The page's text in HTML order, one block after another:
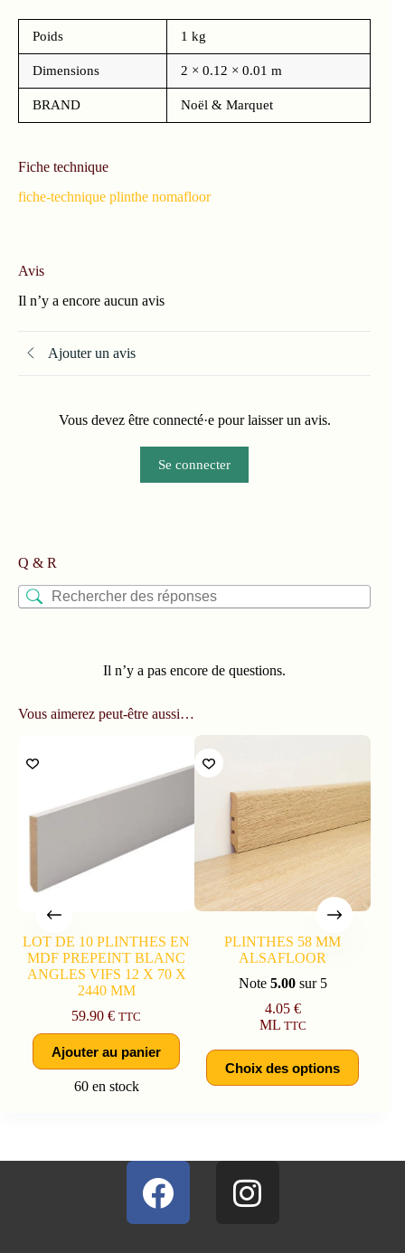
Poids 1 kg
Dimensions 2 × 0.12 × 0.01 m
BRAND Noël & Marquet
Fiche technique
fiche-technique plinthe nomafloor
Avis
Il n’y a encore aucun avis
Ajouter un avis
Vous devez être connecté·e pour laisser un avis.
Se connecter
Q & R
Il n’y a pas encore de questions.
Vous aimerez peut-être aussi…
LOT DE 10 PLINTHES EN
MDF PREPEINT BLANC
ANGLES VIFS 12 X 70 X
2440 MM
59.90€ TTC
Ajouter au panier
60 en stock
PLINTHES 58 MM
ALSAFLOOR
Note 5.00sur 5
4.05 €
ML TTC
Choix des options